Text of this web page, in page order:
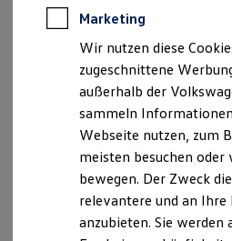
Elektroautos
ID. Tutorials
Elektrofahrzeugkonzepte
Reichweite
Reichweite der ID.
Reichweite im
Laden
Laden unterwegs
Laden Zuhause
Ladestationen finden
Batterie
Anklamer Straße 85/86,
info@autohausgreif.de
+49 3834 895410
Montag - Freitag
Samstag
Sonntag
Marketing
Wir nutzen diese
zugeschnittene
außerhalb der
sammeln
Webseite nutzen, zum
meisten besuchen oder
bewegen. Der Zweck
relevantere und an
anzubieten. Sie werden